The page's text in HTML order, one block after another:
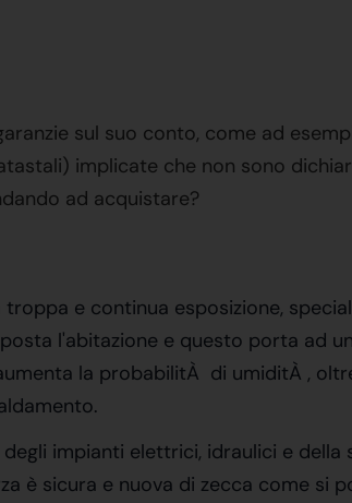
sul suo conto, come ad
implicate che non sono
ad acquistare?
e continua esposizione,
l'abitazione e questo porta ad
la probabilitÀ di umiditÀ ,
impianti elettrici, idraulici e della
è sicura e nuova di zecca come si